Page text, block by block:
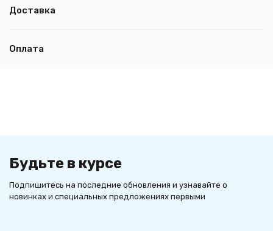
Доставка
Оплата
Будьте в курсе
Подпишитесь на последние обновления и узнавайте о
новинках и специальных предложениях первыми